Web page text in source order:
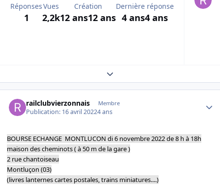
Réponses
1
Vues
2,2k
Création
12 ans12 ans
Dernière réponse
4 ans4 ans
Expand topic overview
railclubvierzonnais Membre
Publication: 16 avril 20224 ans
BOURSE ECHANGE MONTLUCON di 6 novembre 2022 de 8 h à 18h
maison des cheminots ( à 50 m de la gare )
2 rue chantoiseau
Montluçon (03)
(livres lanternes cartes postales, trains miniatures....)